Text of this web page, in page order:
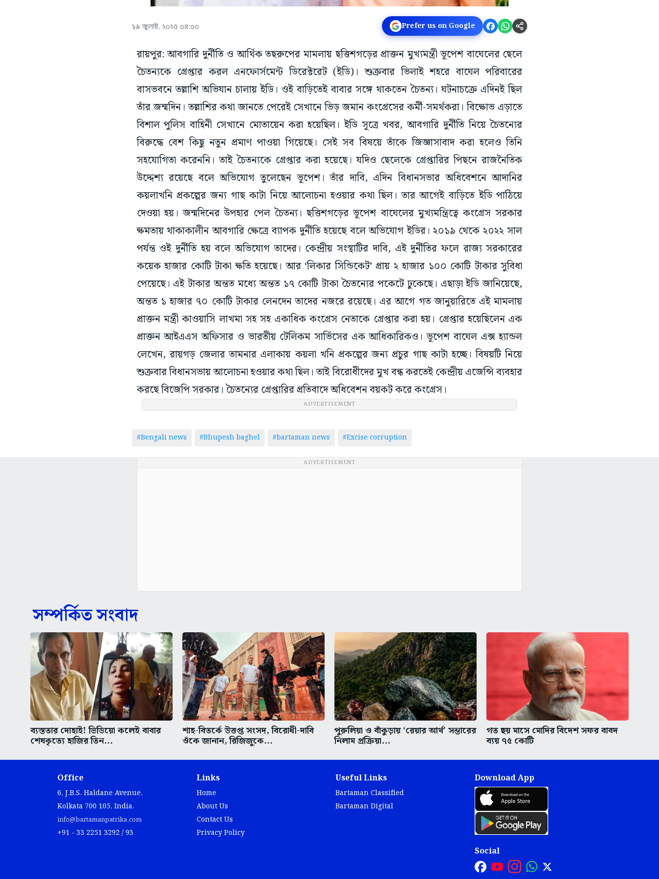
১৯ জুলাই, ২০২৫ ০৪:০০ Prefer us on Google
রায়পুর: আবগারি দুর্নীতি ও আর্থিক তছরুপের মামলায় ছত্তিশগড়ের প্রাক্তন মুখ্যমন্ত্রী ভূপেশ বাঘেলের ছেলে
চৈতন্যকে গ্রেপ্তার করল এনফোর্সমেন্ট ডিরেক্টরেট (ইডি)। শুক্রবার ভিলাই শহরে বাঘেল পরিবারের
বাসভবনে তল্লাশি অভিযান চালায় ইডি। ওই বাড়িতেই বাবার সঙ্গে থাকতেন চৈতন্য। ঘটনাচক্রে এদিনই ছিল
তাঁর জন্মদিন। তল্লাশির কথা জানতে পেরেই সেখানে ভিড় জমান কংগ্রেসের কর্মী-সমর্থকরা। বিক্ষোভ এড়াতে
বিশাল পুলিস বাহিনী সেখানে মোতায়েন করা হয়েছিল। ইডি সূত্রে খবর, আবগারি দুর্নীতি নিয়ে চৈতন্যের
বিরুদ্ধে বেশ কিছু নতুন প্রমাণ পাওয়া গিয়েছে। সেই সব বিষয়ে তাঁকে জিজ্ঞাসাবাদ করা হলেও তিনি
সহযোগিতা করেননি। তাই চৈতন্যকে গ্রেপ্তার করা হয়েছে। যদিও ছেলেকে গ্রেপ্তারির পিছনে রাজনৈতিক
উদ্দেশ্য রয়েছে বলে অভিযোগ তুলেছেন ভূপেশ। তাঁর দাবি, এদিন বিধানসভার অধিবেশনে আদানির
কয়লাখনি প্রকল্পের জন্য গাছ কাটা নিয়ে আলোচনা হওয়ার কথা ছিল। তার আগেই বাড়িতে ইডি পাঠিয়ে
দেওয়া হয়। জন্মদিনের উপহার পেল চৈতন্য। ছত্তিশগড়ের ভূপেশ বাঘেলের মুখ্যমন্ত্রিত্বে কংগ্রেস সরকার
ক্ষমতায় থাকাকালীন আবগারি ক্ষেত্রে ব্যাপক দুর্নীতি হয়েছে বলে অভিযোগ ইডির। ২০১৯ থেকে ২০২২ সাল
পর্যন্ত ওই দুর্নীতি হয় বলে অভিযোগ তাদের। কেন্দ্রীয় সংস্থাটির দাবি, এই দুর্নীতির ফলে রাজ্য সরকারের
কয়েক হাজার কোটি টাকা ক্ষতি হয়েছে। আর ‘লিকার সিন্ডিকেট’ প্রায় ২ হাজার ১০০ কোটি টাকার সুবিধা
পেয়েছে। এই টাকার অন্তত মধ্যে অন্তত ১৭ কোটি টাকা চৈতন্যের পকেটে ঢুকেছে। এছাড়া ইডি জানিয়েছে,
অন্তত ১ হাজার ৭০ কোটি টাকার লেনদেন তাদের নজরে রয়েছে। এর আগে গত জানুয়ারিতে এই মামলায়
প্রাক্তন মন্ত্রী কাওয়াসি লাখমা সহ সহ একাধিক কংগ্রেস নেতাকে গ্রেপ্তার করা হয়। গ্রেপ্তার হয়েছিলেন এক
প্রাক্তন আইএএস অফিসার ও ভারতীয় টেলিকম সার্ভিসের এক আধিকারিকও। ভূপেশ বাঘেল এক্স হ্যান্ডল
লেখেন, রায়গড় জেলার তামনার এলাকায় কয়লা খনি প্রকল্পের জন্য প্রচুর গাছ কাটা হচ্ছে। বিষয়টি নিয়ে
শুক্রবার বিধানসভায় আলোচনা হওয়ার কথা ছিল। তাই বিরোধীদের মুখ বন্ধ করতেই কেন্দ্রীয় এজেন্সি ব্যবহার
করছে বিজেপি সরকার। চৈতন্যের গ্রেপ্তারির প্রতিবাদে অধিবেশন বয়কট করে কংগ্রেস।
ADVERTISEMENT
#Bengali news #Bhupesh baghel #bartaman news #Excise corruption
ADVERTISEMENT
সম্পর্কিত সংবাদ
ব্যস্ততার দোহাই! ভিডিয়ো কলেই বাবার
শেষকৃত্যে হাজির তিন...
শাহ-বিতর্কে উত্তপ্ত সংসদ, বিরোধী-দাবি
ওঁকে জানান, রিজিজুকে...
পুরুলিয়া ও বাঁকুড়ায় ‘রেয়ার আর্থ’ সম্ভারের
নিলাম প্রক্রিয়া...
গত ছয় মাসে মোদির বিদেশ সফর বাবদ
ব্যয় ৭৫ কোটি
Office
6, J.B.S. Haldane Avenue,
Kolkata 700 105, India.
info@bartamanpatrika.com
+91 - 33 2251 3292 / 93
Links
Home
About Us
Contact Us
Privacy Policy
Useful Links
Bartaman Classified
Bartaman Digital
Download App
Social